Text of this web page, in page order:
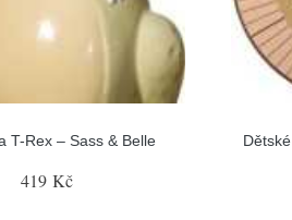
T-Rex – Sass & Belle
419 Kč